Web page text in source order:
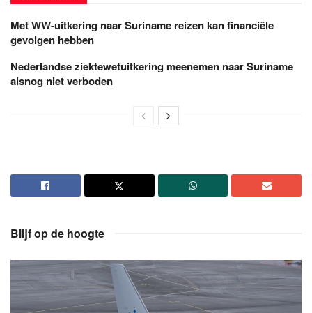
Met WW-uitkering naar Suriname reizen kan financiële
gevolgen hebben
Nederlandse ziektewetuitkering meenemen naar Suriname
alsnog niet verboden
Blijf op de hoogte